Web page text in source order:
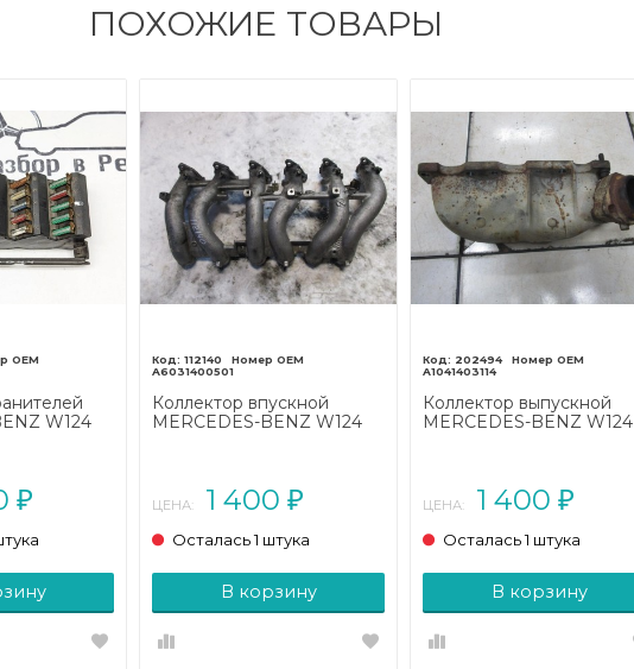
ПОХОЖИЕ ТОВАРЫ
W124
₽
112140
A6031400501
Коллектор впускной
MERCEDES-BENZ W124
ЦЕНА: 1 400 ₽
Осталась 1 штука
В корзину
202494
A1041403114
Коллектор выпускной
MERCEDES-BENZ W124
ЦЕНА: 1 400 ₽
Осталась 1 штука
В корзину